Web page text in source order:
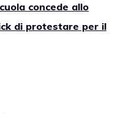
concede allo
di protestare per il